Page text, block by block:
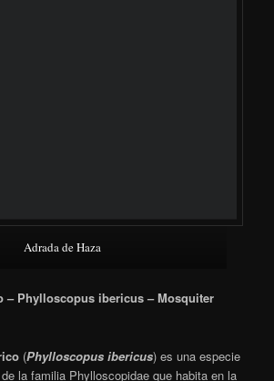
calandra – Cruixidell
Emberizidae, que se distribuye por
Mundo.
Wikipedia